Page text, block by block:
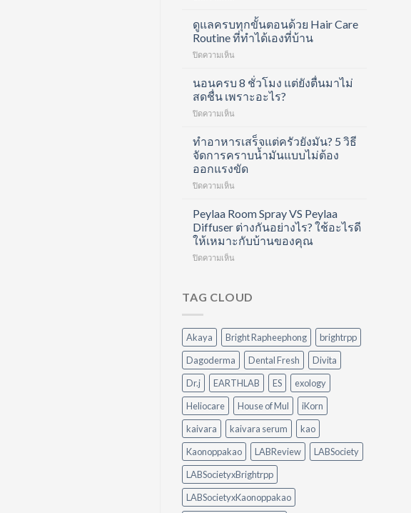
Collagen
Shot
คอ
ลา
เจน
ฟื้นฟู
และ
บำรุง
ผิว
หนึ่ง
ดูแลครบทุกขั้นตอนด้วย Hair Care
Routine ที่ทำได้เองที่บ้าน
ปิดความเห็น
ครบ
ขั้น
ตอน
Hair
Care
Routine
ที่
ทำได้
ที่
บ้าน
นอนครบ 8 ชั่วโมง แต่ยังตื่นมาไม่
สดชื่น เพราะอะไร?
ปิดความเห็น
ชั่วโมง
แต่
ยัง
ไม่
สดชื่น
เพราะ
อะไร?
ทำอาหารเสร็จแต่ครัวยังมัน? 5 วิธี
จัดการคราบน้ำมันแบบไม่ต้อง
ออกแรงขัด
ปิดความเห็น
เสร็จ
แต่
ครัว
ยัง
วิธี
น้ำมัน
แบบ
ไม่
ต้อง
ออกแรง
ขัด
Peylaa Room Spray VS Peylaa
Diffuser ต่างกันอย่างไร? ใช้อะไรดี
ให้เหมาะกับบ้านของคุณ
ปิดความเห็น
Spray
Diffuser
ต่าง
กัน
อย่างไร?
ใช้
อะไร
ดี
ให้
เหมาะ
กับ
บ้าน
ของ
คุณ
TAG CLOUD
Akaya Bright Rapheephong
brightrpp
Dagoderma
Dental Fresh
Divita
Dr.j
EARTHLAB ES
exology
Heliocare
House of Mul
iKorn
kaivara
kaivara serum
kao
Kaonoppakao
LABReview
LABSociety
LABSocietyxBrightrpp
LABSocietyxKaonoppakao